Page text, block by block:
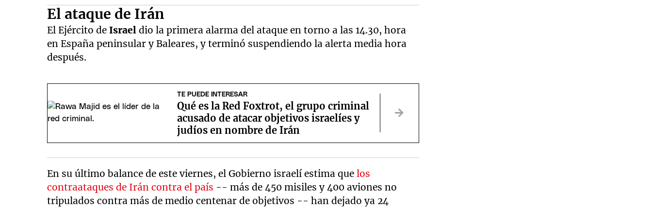
El ataque de Irán
El Ejército deIsrael dio la primera alarma del ataque en torno a las 14.30, hora
en España peninsular y Baleares, y terminó suspendiendo la alerta media hora
después.
TE PUEDE INTERESAR
Qué es la Red Foxtrot, el grupo criminal
acusado de atacar objetivos israelíes y
judíos en nombre de Irán
En su último balance de este viernes, el Gobierno israelí estima quelos
contraataques de Irán contra el país -- más de 450 misiles y 400 aviones no
tripulados contra más de medio centenar de objetivos -- han dejado ya 24